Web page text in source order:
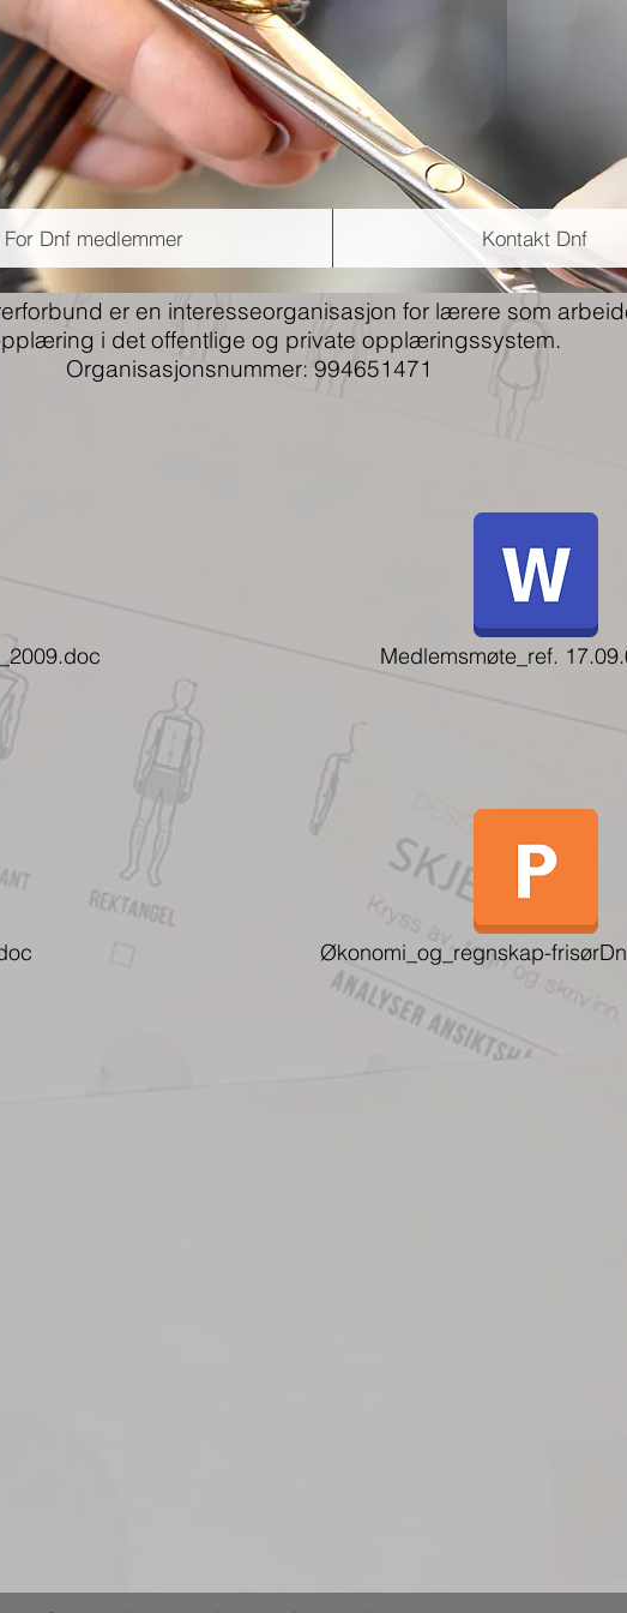
For Dnf medlemmer Kontakt Dnf
er en interesseorganisasjon for lærere som
i det offentlige og private opplæringssystem.
Organisasjonsnummer: 994651471
Medlemsmøte_ref.
Økonomi_og_regnskap-